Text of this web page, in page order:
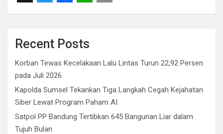
X T
i
t
t
e
r
F
c
e
b
o
o
k
W
a
t
A
p
p
C
y
i
n
k
Recent Posts
Korban Tewas Kecelakaan Lalu Lintas Turun 22,92 Persen
pada Juli 2026
Kapolda Sumsel Tekankan Tiga Langkah Cegah Kejahatan
Siber Lewat Program Paham AI
Satpol PP Bandung Tertibkan 645 Bangunan Liar dalam
Tujuh Bulan